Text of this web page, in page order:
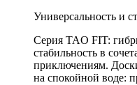
Универсальность и
Серия TAO FIT:
стабильность в
приключениям.
на спокойной воде: